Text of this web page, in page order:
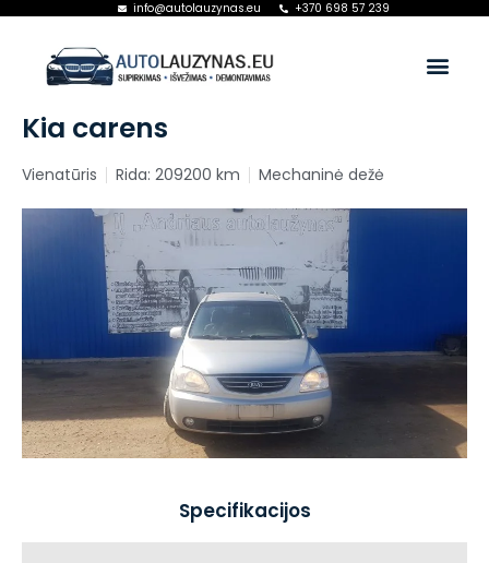
info@autolauzynas.eu +370 698 57 239
Kia carens
Vienatūris Rida: 209200 km Mechaninė dežė
Specifikacijos